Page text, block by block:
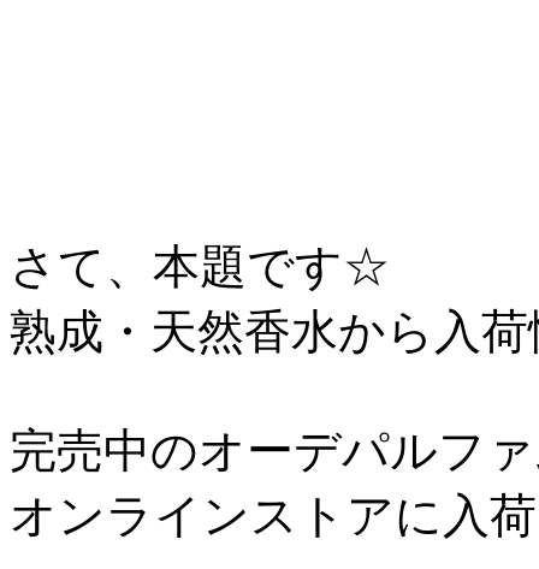
さて、本題です☆
熟成・天然香水から入
完売中のオーデパルフ
オンラインストアに入